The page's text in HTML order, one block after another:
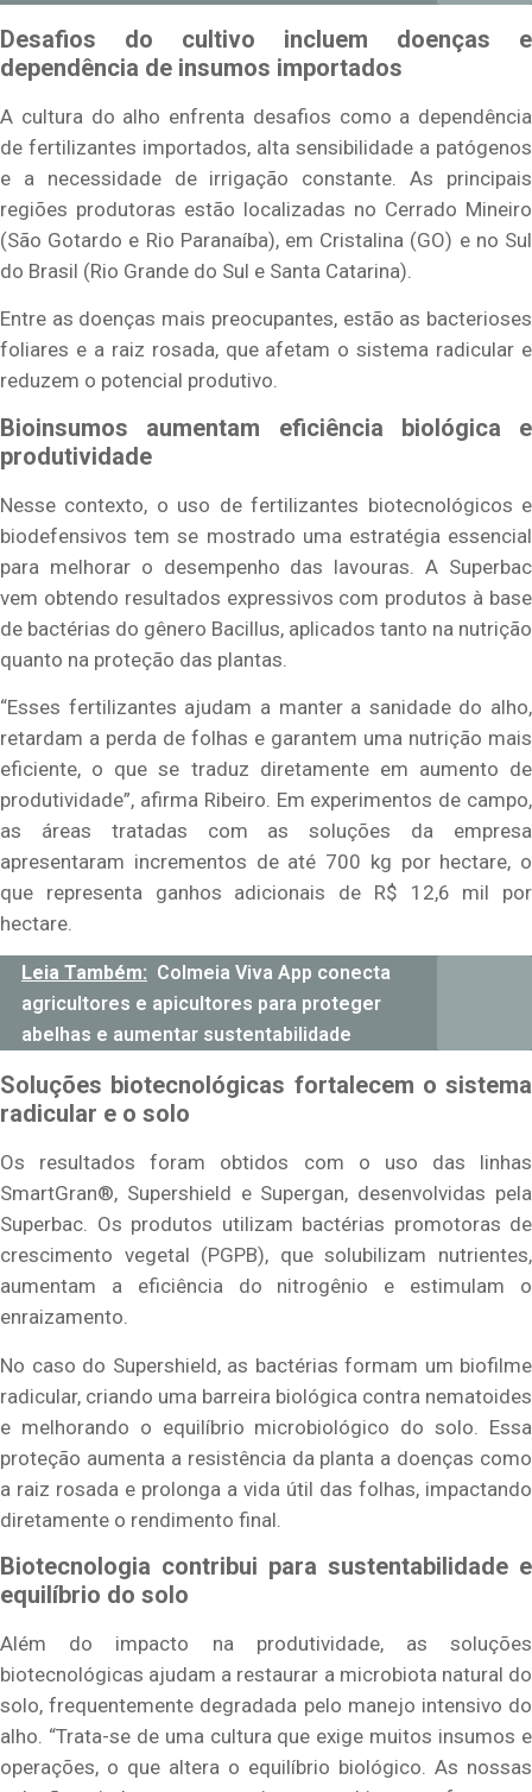
Desafios do cultivo incluem doenças e
dependência de insumos importados
A cultura do alho enfrenta desafios como a dependência
de fertilizantes importados, alta sensibilidade a patógenos
e a necessidade de irrigação constante. As principais
regiões produtoras estão localizadas no Cerrado Mineiro
(São Gotardo e Rio Paranaíba), em Cristalina (GO) e no Sul
do Brasil (Rio Grande do Sul e Santa Catarina).
Entre as doenças mais preocupantes, estão as bacterioses
foliares e a raiz rosada, que afetam o sistema radicular e
reduzem o potencial produtivo.
Bioinsumos aumentam eficiência biológica e
produtividade
Nesse contexto, o uso de fertilizantes biotecnológicos e
biodefensivos tem se mostrado uma estratégia essencial
para melhorar o desempenho das lavouras. A Superbac
vem obtendo resultados expressivos com produtos à base
de bactérias do gênero Bacillus, aplicados tanto na nutrição
quanto na proteção das plantas.
“Esses fertilizantes ajudam a manter a sanidade do alho,
retardam a perda de folhas e garantem uma nutrição mais
eficiente, o que se traduz diretamente em aumento de
produtividade”, afirma Ribeiro. Em experimentos de campo,
as áreas tratadas com as soluções da empresa
apresentaram incrementos de até 700 kg por hectare, o
que representa ganhos adicionais de R$ 12,6 mil por
hectare.
Leia Também: Colmeia Viva App conecta
agricultores e apicultores para proteger
abelhas e aumentar sustentabilidade
Soluções biotecnológicas fortalecem o sistema
radicular e o solo
Os resultados foram obtidos com o uso das linhas
SmartGran®, Supershield e Supergan, desenvolvidas pela
Superbac. Os produtos utilizam bactérias promotoras de
crescimento vegetal (PGPB), que solubilizam nutrientes,
aumentam a eficiência do nitrogênio e estimulam o
enraizamento.
No caso do Supershield, as bactérias formam um biofilme
radicular, criando uma barreira biológica contra nematoides
e melhorando o equilíbrio microbiológico do solo. Essa
proteção aumenta a resistência da planta a doenças como
a raiz rosada e prolonga a vida útil das folhas, impactando
diretamente o rendimento final.
Biotecnologia contribui para sustentabilidade e
equilíbrio do solo
Além do impacto na produtividade, as soluções
biotecnológicas ajudam a restaurar a microbiota natural do
solo, frequentemente degradada pelo manejo intensivo do
alho. “Trata-se de uma cultura que exige muitos insumos e
operações, o que altera o equilíbrio biológico. As nossas